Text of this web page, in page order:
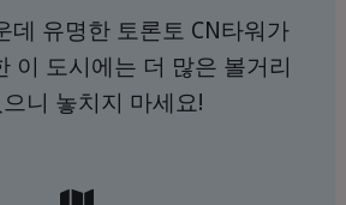
데 유명한 토론토 CN타워가
이 도시에는 더 많은 볼거리
니 놓치지 마세요!